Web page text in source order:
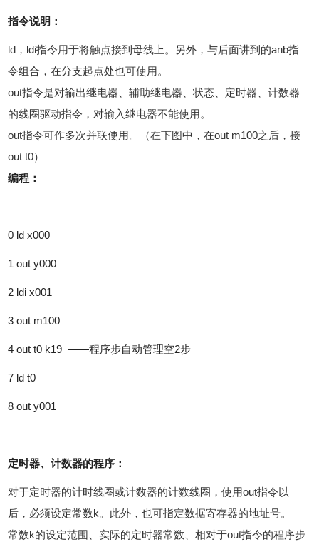
指令说明：
ld，ldi指令用于将触点接到母线上。另外，与后面讲到的anb指
令组合，在分支起点处也可使用。
out指令是对输出继电器、辅助继电器、状态、定时器、计数器
的线圈驱动指令，对输入继电器不能使用。
out指令可作多次并联使用。（在下图中，在out m100之后，接
out t0）
编程：
0 ld x000
1 out y000
2 ldi x001
3 out m100
4 out t0 k19 ——程序步自动管理空2步
7 ld t0
8 out y001
定时器、计数器的程序：
对于定时器的计时线圈或计数器的计数线圈，使用out指令以
后，必须设定常数k。此外，也可指定数据寄存器的地址号。
常数k的设定范围、实际的定时器常数、相对于out指令的程序步